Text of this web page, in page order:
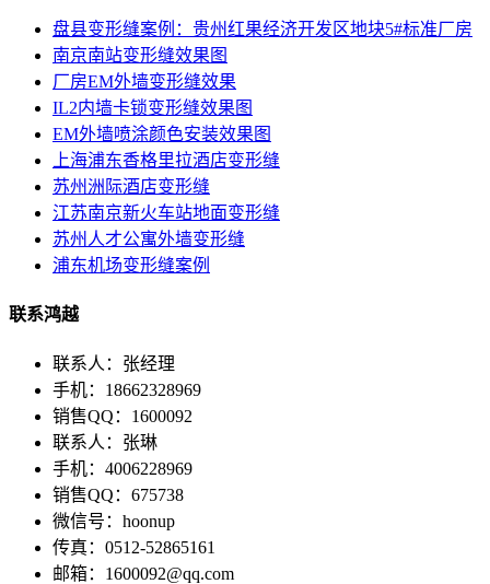
盘县变形缝案例：贵州红果经济开发区地块5#标准厂房
南京南站变形缝效果图
厂房EM外墙变形缝效果
IL2内墙卡锁变形缝效果图
EM外墙喷涂颜色安装效果图
上海浦东香格里拉酒店变形缝
苏州洲际酒店变形缝
江苏南京新火车站地面变形缝
苏州人才公寓外墙变形缝
浦东机场变形缝案例
联系鸿越
联系人：张经理
手机：18662328969
销售QQ：1600092
联系人：张琳
手机：4006228969
销售QQ：675738
微信号：hoonup
传真：0512-52865161
邮箱：1600092@qq.com